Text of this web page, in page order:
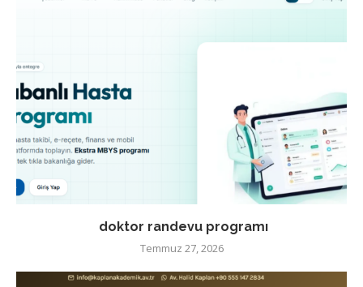
doktor randevu programı
Temmuz 27, 2026